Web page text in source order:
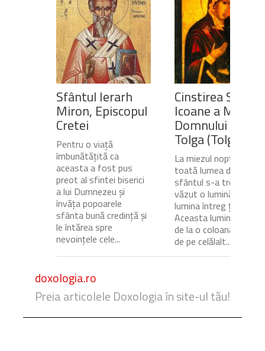
Sfântul Ierarh
Miron, Episcopul
Cretei
Pentru o viață
îmbunătățită ca
aceasta a fost pus
preot al sfintei biserici
a lui Dumnezeu și
învăța popoarele
sfânta bună credință și
le întărea spre
nevoințele cele...
Cinstirea Sfintei
Icoane a Maicii
Domnului de pe
Tolga (Tolgska)
La miezul nopții, când
toată lumea dormea,
sfântul s-a trezit și a
văzut o lumină care
lumina întreg ținutul.
Aceasta lumină venea
de la o coloană de foc
de pe celălalt...
doxologia.ro
Preia articolele Doxologia în site-ul tău!